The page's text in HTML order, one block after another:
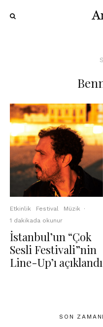
Etkinlik Festival Müzik
·
1 dakikada okunur
İstanbul’un “Çok
Sesli Festivali”nin
Line-Up’ı açıklandı
SON